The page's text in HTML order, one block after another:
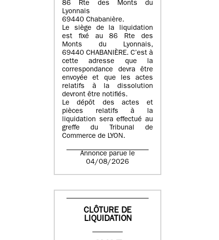
86 Rte des Monts du
Lyonnais
69440 Chabanière.
Le siège de la liquidation
est fixé au 86 Rte des
Monts du Lyonnais,
69440 CHABANIÈRE. C’est à
cette adresse que la
correspondance devra être
envoyée et que les actes
relatifs à la dissolution
devront être notifiés.
Le dépôt des actes et
pièces relatifs à la
liquidation sera effectué au
greffe du Tribunal de
Commerce de LYON.
Annonce parue le
04/08/2026
CLÔTURE DE
LIQUIDATION